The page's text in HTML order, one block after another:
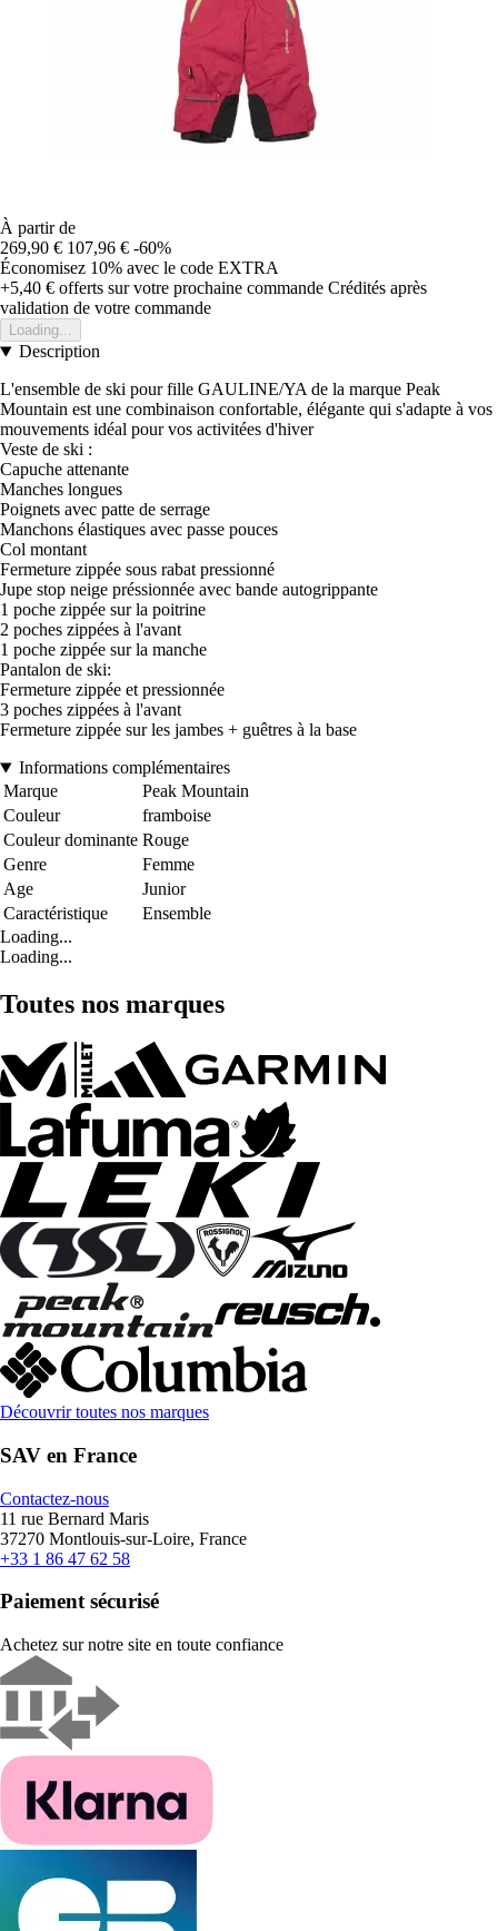
À partir de
269,90 € 107,96 € -60%
Économisez 10% avec le code EXTRA
+5,40 € offerts sur votre prochaine commande Crédités après
validation de votre commande
Loading...
Description
L'ensemble de ski pour fille GAULINE/YA de la marque Peak
Mountain est une combinaison confortable, élégante qui s'adapte à vos
mouvements idéal pour vos activitées d'hiver
Veste de ski :
Capuche attenante
Manches longues
Poignets avec patte de serrage
Manchons élastiques avec passe pouces
Col montant
Fermeture zippée sous rabat pressionné
Jupe stop neige préssionnée avec bande autogrippante
1 poche zippée sur la poitrine
2 poches zippées à l'avant
1 poche zippée sur la manche
Pantalon de ski:
Fermeture zippée et pressionnée
3 poches zippées à l'avant
Fermeture zippée sur les jambes + guêtres à la base
Informations complémentaires
Marque
Peak Mountain
Couleur
framboise
Couleur dominante Rouge
Genre
Femme
Age
Junior
Caractéristique
Ensemble
Loading...
Loading...
Toutes nos marques
Découvrir toutes nos marques
SAV en France
Contactez-nous
11 rue Bernard Maris
37270 Montlouis-sur-Loire, France
+33 1 86 47 62 58
Paiement sécurisé
Achetez sur notre site en toute confiance